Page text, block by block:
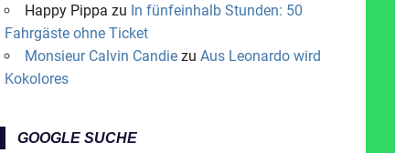
Happy Pippa zu In fünfeinhalb Stunden: 50
Fahrgäste ohne Ticket
Monsieur Calvin Candiezu Aus Leonardo wird
Kokolores
GOOGLE SUCHE